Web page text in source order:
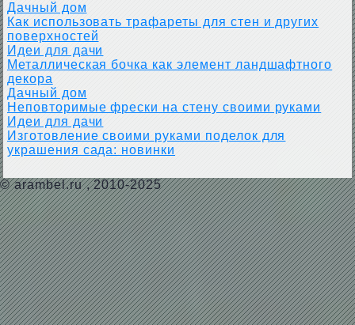
Дачный дом
Как использовать трафареты для стен и других
поверхностей
Идеи для дачи
Металлическая бочка как элемент ландшафтного
декора
Дачный дом
Неповторимые фрески на стену своими руками
Идеи для дачи
Изготовление своими руками поделок для
украшения сада: новинки
© arambel.ru, 2010-2025